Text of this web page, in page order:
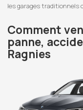
les garages traditionnels
Comment
panne,
Ragnies